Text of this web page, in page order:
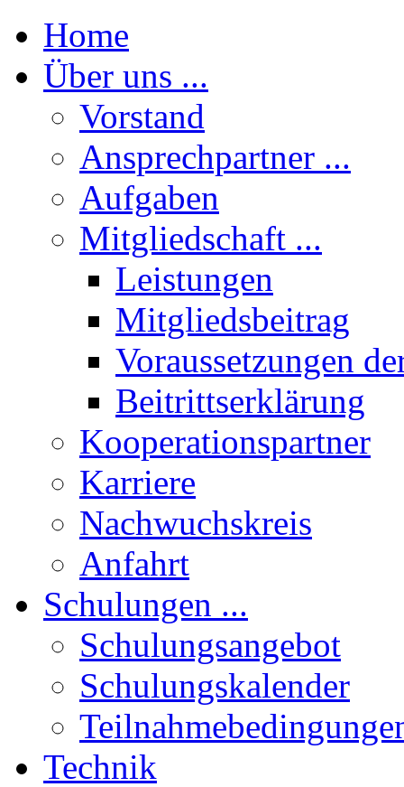
Home
Über uns ...
Vorstand
Ansprechpartner ...
Aufgaben
Mitgliedschaft ...
Leistungen
Mitgliedsbeitrag
Voraussetzungen
Beitrittserklärung
Kooperationspartner
Karriere
Nachwuchskreis
Anfahrt
Schulungen ...
Schulungsangebot
Schulungskalender
Technik